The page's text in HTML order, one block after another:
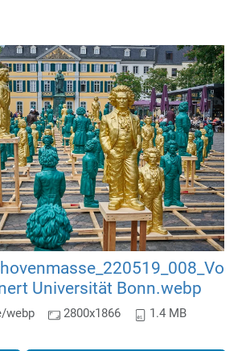
Universität Bonn.webp
webp 2800x1866 1.4 MB